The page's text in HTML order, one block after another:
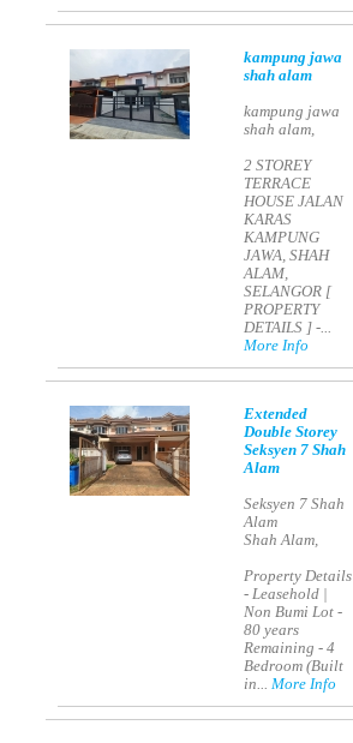
kampung jawa
shah alam
kampung jawa
shah alam,
2 STOREY
TERRACE
HOUSE JALAN
KARAS
KAMPUNG
JAWA, SHAH
ALAM,
SELANGOR [
PROPERTY
DETAILS ] -...
More Info
Extended
Double Storey
Seksyen 7 Shah
Alam
Seksyen 7 Shah
Alam
Shah Alam,
Property Details
- Leasehold |
Non Bumi Lot -
80 years
Remaining - 4
Bedroom (Built
in...More Info